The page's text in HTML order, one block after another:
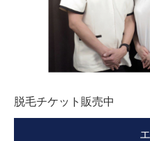
脱毛チケット販売中